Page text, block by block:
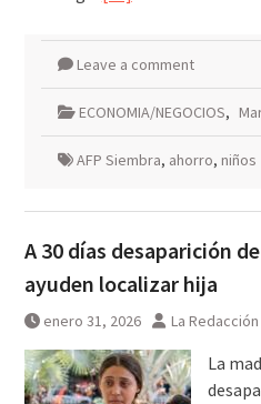
Leave a comment
ECONOMIA/NEGOCIOS,
AFP Siembra, ahorro, niños
A 30 días desaparición
ayuden localizar hija
enero 31, 2026 La Redacción
La